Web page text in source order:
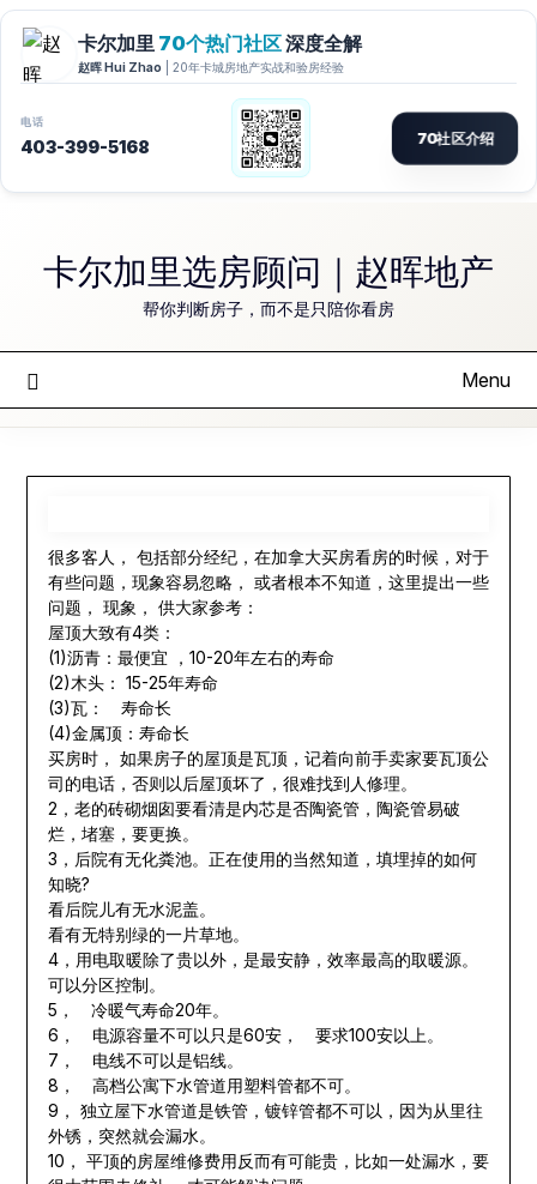
content卡尔加里选房顾问｜赵晖地产
帮你判断房子，而不是只陪你看房
Menu
很多客人， 包括部分经纪，在加拿大买房看房的时候，对于
有些问题，现象容易忽略， 或者根本不知道，这里提出一些
问题， 现象， 供大家参考：
屋顶大致有4类：
(1)沥青：最便宜 ，10-20年左右的寿命
(2)木头： 15-25年寿命
(3)瓦： 寿命长
(4)金属顶：寿命长
买房时， 如果房子的屋顶是瓦顶，记着向前手卖家要瓦顶公
司的电话，否则以后屋顶坏了，很难找到人修理。
2，老的砖砌烟囱要看清是内芯是否陶瓷管，陶瓷管易破
烂，堵塞，要更换。
3，后院有无化粪池。正在使用的当然知道，填埋掉的如何
知晓?
看后院儿有无水泥盖。
看有无特别绿的一片草地。
4，用电取暖除了贵以外，是最安静，效率最高的取暖源。
可以分区控制。
5， 冷暖气寿命20年。
6， 电源容量不可以只是60安， 要求100安以上。
7， 电线不可以是铝线。
8， 高档公寓下水管道用塑料管都不可。
9， 独立屋下水管道是铁管，镀锌管都不可以，因为从里往
外锈，突然就会漏水。
10， 平顶的房屋维修费用反而有可能贵，比如一处漏水，要